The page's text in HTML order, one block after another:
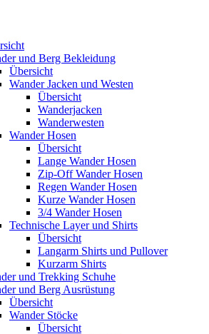
können
Touch-
und
Streichgesten
verwenden.
und Berg Bekleidung
Übersicht
Wander Jacken und Westen
Übersicht
Wanderjacken
Wanderwesten
Wander Hosen
Übersicht
Lange Wander Hosen
Zip-Off Wander Hosen
Regen Wander Hosen
Kurze Wander Hosen
3/4 Wander Hosen
Technische Layer und Shirts
Übersicht
Langarm Shirts und Pullover
Kurzarm Shirts
und Trekking Schuhe
und Berg Ausrüstung
Übersicht
Wander Stöcke
Übersicht